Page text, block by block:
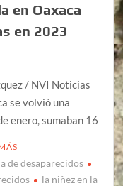
en Oaxaca
en 2023
/ NVI Noticias
se volvió una
enero, sumaban 16
de desaparecidos
la niñez en la